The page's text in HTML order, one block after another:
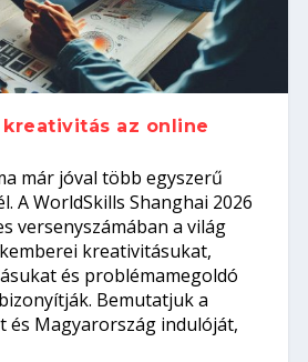
ATS-barát önéletrajzot?
az esélyedet az
használják ezeket a
egyetemi felvételi?
verseny kódban –
sor program dönti el a
az online
már jóval több egyszerű
A WorldSkills Shanghai 2026
versenyszámában a világ
kreativitásukat,
és problémamegoldó
Bemutatjuk a
és Magyarország indulóját,